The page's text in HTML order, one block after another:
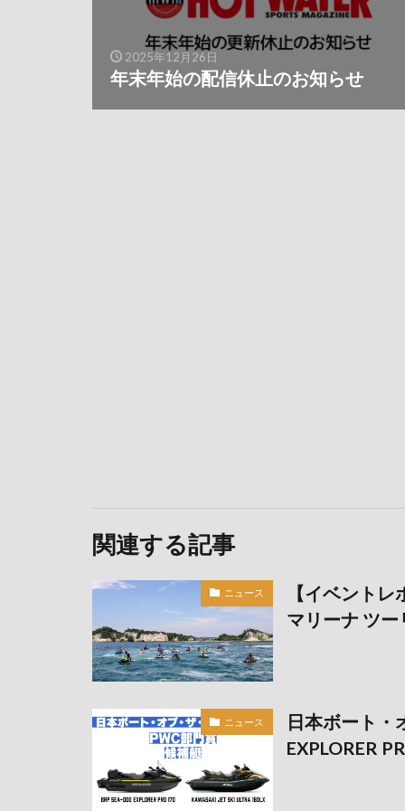
2025年12月26日
年末年始の配信休止のお知らせ
関連する記事
ニュース
【イベント
マリーナ ツー
ニュース
日本ボート・
EXPLORER